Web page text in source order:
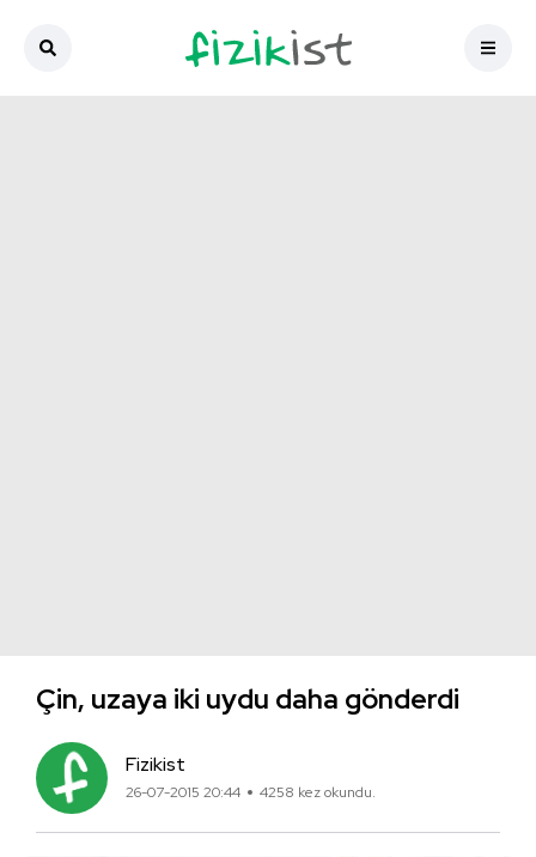
Çin, uzaya iki uydu daha gönderdi
Fizikist
26-07-2015 20:44 4258 kez okundu.